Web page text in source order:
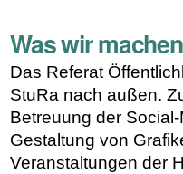
Was wir machen
Das Referat
StuRa nach außen.
Betreuung der
Gestaltung von
Veranstaltungen der